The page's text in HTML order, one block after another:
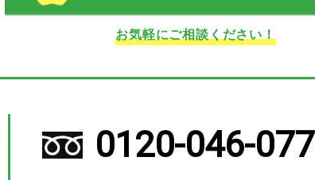
お気軽にご相談ください！
0120-046-077